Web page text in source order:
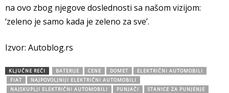
na ovo zbog njegove doslednosti sa našom vizijom:
‘zeleno je samo kada je zeleno za sve’.
Izvor: Autoblog.rs
KLJUČNE REČI BATERIJE CENE DOMET
ELEKTRIČNI AUTOMOBILI
FIAT
NAJPOVOLJNIJI ELEKTRIČNI AUTOMOBILI
NAJSKUPLJI ELEKTRIČNI AUTOMOBILI
PUNJAČI
STANICE ZA PUNJENJE